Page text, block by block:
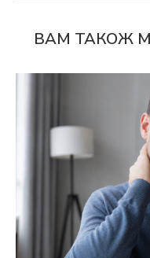
ВАМ ТАКОЖ